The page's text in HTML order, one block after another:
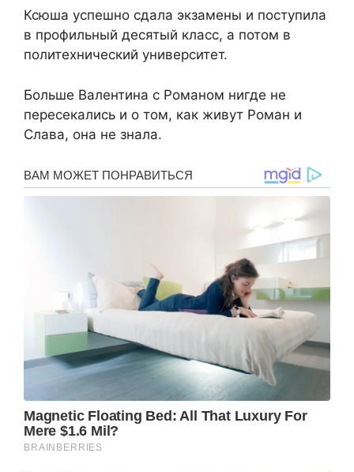
Ксюша успешно сдала экзамены и поступила
в профильный десятый класс, а потом в
политехнический университет.
Больше Валентина с Романом нигде не
пересекались и о том, как живут Роман и
Слава, она не знала.